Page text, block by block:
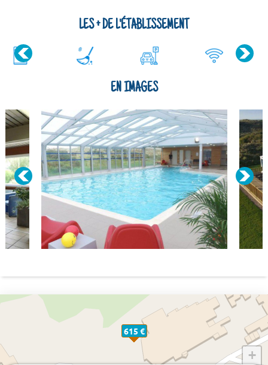
Les lieux de sortie sont nombreux dans les environs du Village
LES + DE L'ÉTABLISSEMENT
EN IMAGES
615 €
+